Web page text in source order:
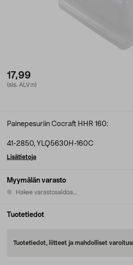
17,99
(sis. ALV:n)
Myymälän varasto
Hakee varastosaldoa...
Painepesuriin Cocraft HHR 160:
41-2850, YLQ5630H-160C
Lisätietoja
Tuotetiedot
Tuotetiedot, liitteet ja mahdolliset